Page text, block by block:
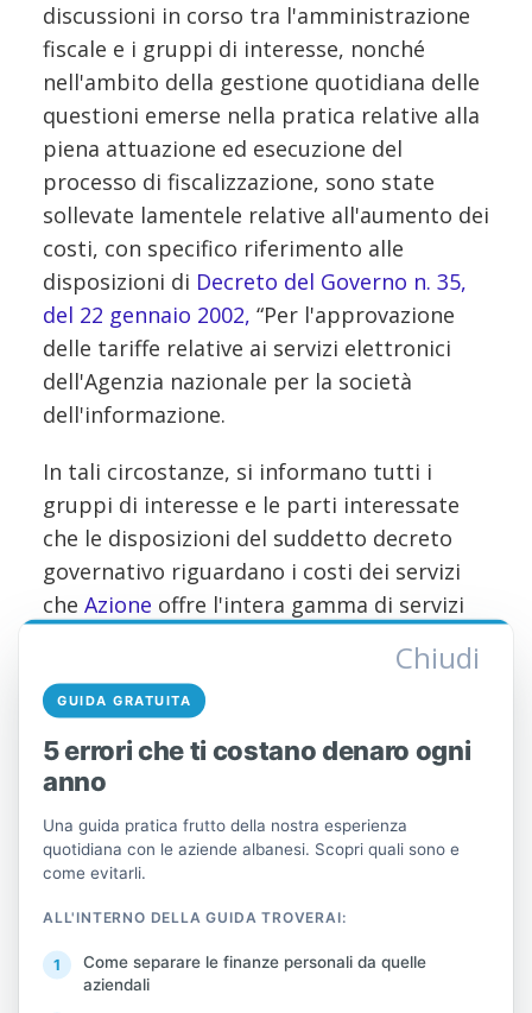
discussioni in corso tra l'amministrazione
fiscale e i gruppi di interesse, nonché
nell'ambito della gestione quotidiana delle
questioni emerse nella pratica relative alla
piena attuazione ed esecuzione del
processo di fiscalizzazione, sono state
sollevate lamentele relative all'aumento dei
costi, con specifico riferimento alle
disposizioni di Decreto del Governo n. 35,
del 22 gennaio 2002, “Per l'approvazione
delle tariffe relative ai servizi elettronici
dell'Agenzia nazionale per la società
dell'informazione.
In tali circostanze, si informano tutti i
gruppi di interesse e le parti interessate
che le disposizioni del suddetto decreto
governativo riguardano i costi dei servizi
che Azione offre l'intera gamma di servizi
direttamente collegati al processo di
fatturazione.
L'unica tassa che incide sul processo di
fiscalizzazione è la tassa annuale di 4.000
lekë, prevista dalla lettera c) del paragrafo
3 della suddetta Decisione, Tale importo è
certificato elettronico per il sistema
fiscale, che non è necessariamente legato
esclusivamente alla firma delle fatture, e
Chiudi
GUIDA GRATUITA
5 errori che ti costano denaro ogni
anno
Una guida pratica frutto della nostra esperienza
quotidiana con le aziende albanesi. Scopri quali sono e
come evitarli.
ALL'INTERNO DELLA GUIDA TROVERAI:
Come separare le finanze personali da quelle
aziendali